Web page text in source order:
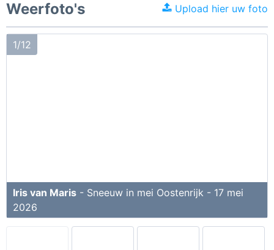
Weerfoto's Upload hier uw foto
1/12
Iris van Maris - Sneeuw in mei Oostenrijk - 17 mei
2026